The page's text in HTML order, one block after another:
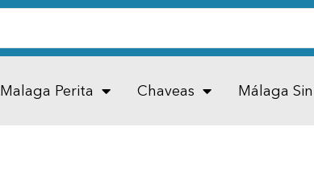
Malaga Perita Chaveas Málaga